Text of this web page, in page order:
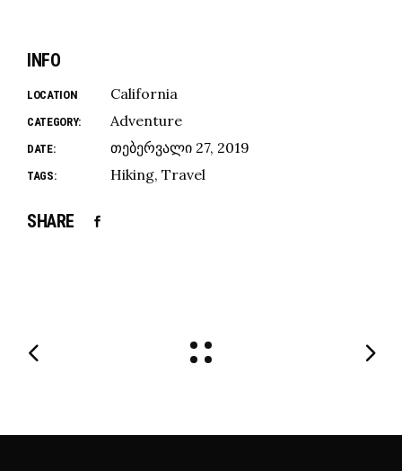
INFO
LOCATION California
CATEGORY: Adventure
DATE: თებერვალი 27, 2019
TAGS: Hiking Travel
SHARE